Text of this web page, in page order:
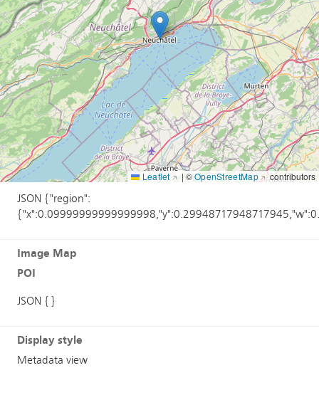
Leaflet | ©OpenStreetMap contributors
Annotations
POI
JSON {"region":
Image Map
POI
JSON {}
Display style
Metadata view